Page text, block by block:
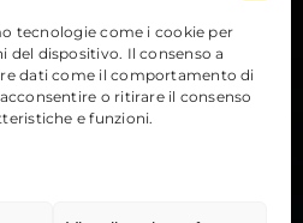
tecnologie come i cookie per
del dispositivo. Il consenso a
dati come il comportamento di
o ritirare il consenso
e funzioni.